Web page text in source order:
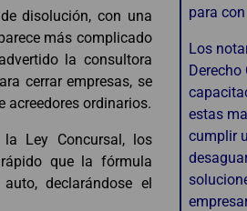
disolución, con una
más complicado
la consultora
cerrar empresas, se
acreedores ordinarios.
Ley Concursal, los
que la fórmula
declarándose el
para
Los
estas
cumplir